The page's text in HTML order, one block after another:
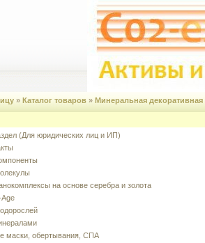
» Каталог товаров » Минеральная декоративная
(Для юридических лиц и ИП)
на основе серебра и золота
маски, обертывания, СПА